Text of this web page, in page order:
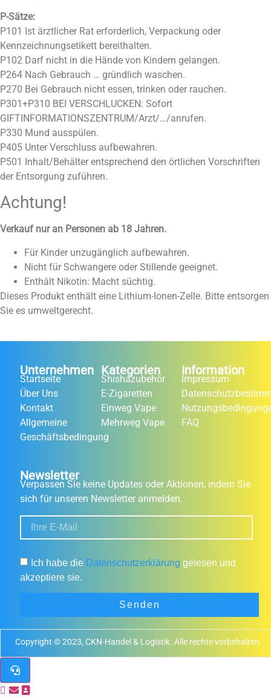
P-Sätze:
P101 Ist ärztlicher Rat erforderlich, Verpackung oder
Kennzeichnungsetikett bereithalten.
P102 Darf nicht in die Hände von Kindern gelangen.
P264 Nach Gebrauch … gründlich waschen.
P270 Bei Gebrauch nicht essen, trinken oder rauchen.
P301+P310 BEI VERSCHLUCKEN: Sofort
GIFTINFORMATIONSZENTRUM/Arzt/…/anrufen.
P330 Mund ausspülen.
P405 Unter Verschluss aufbewahren.
P501 Inhalt/Behälter entsprechend den örtlichen Vorschriften
der Entsorgung zuführen.
Achtung!
Verkauf nur an Personen ab 18 Jahren.
Für Kinder unzugänglich aufbewahren.
Nicht für Schwangere oder Stillende geeignet.
Enthält Nikotin: Macht süchtig.
Dieses Produkt enthält eine Lithium-Ionen-Zelle. Bitte entsorgen
Sie es umweltgerecht.
Unternehmen
Startseite
Über Uns
Kontakt
Allgemeine
Geschäftsbedingung
Kategorien
Shishazubehör
E-Zigaretten
Einweg Vape
Mehrweg Vape
Information
Impressum
FAQ
Newsletter
Verpassen Sie keine Updates oder Aktionen, indem Sie
sich für unseren Newsletter anmelden.
Ich habe die Datenschutzerklärung gelesen und
akzeptiere sie.
Senden
Copyright © 2023, CKN-Handel & Logistik. Alle rechte vorbehalten.